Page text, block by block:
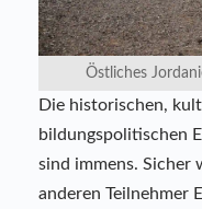
Östliches
Die historischen,
bildungspolitischen
sind immens. Sicher
anderen Teilnehmer